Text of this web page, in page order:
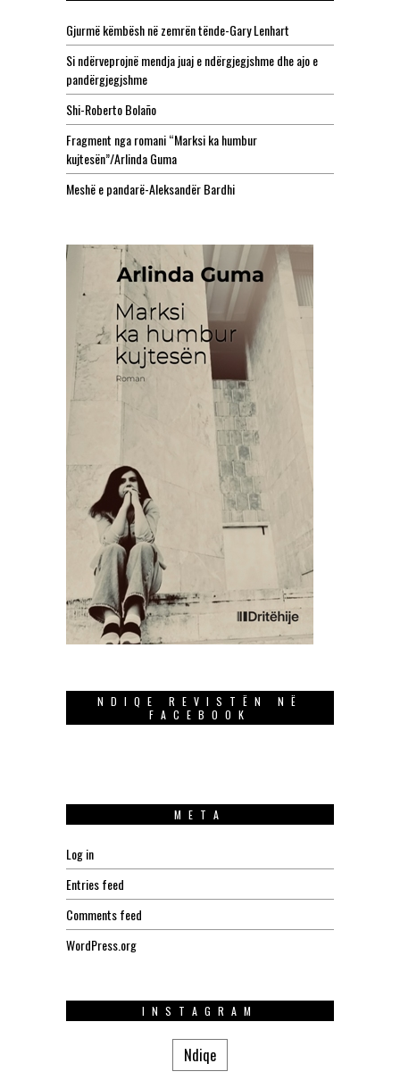
Gjurmë këmbësh në zemrën tënde-Gary Lenhart
Si ndërveprojnë mendja juaj e ndërgjegjshme dhe ajo e
pandërgjegjshme
Shi-Roberto Bolaño
Fragment nga romani “Marksi ka humbur
kujtesën”/Arlinda Guma
Meshë e pandarë-Aleksandër Bardhi
NDIQE REVISTËN NË
FACEBOOK
META
Log in
Entries feed
Comments feed
WordPress.org
INSTAGRAM
Ndiqe